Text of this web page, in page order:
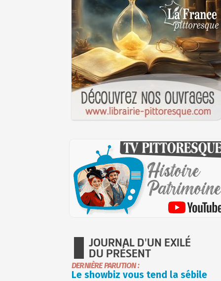
JOURNAL D'UN EXILÉ
DU PRÉSENT
DERNIÈRE PARUTION :
Le showbiz vous tend la sébile